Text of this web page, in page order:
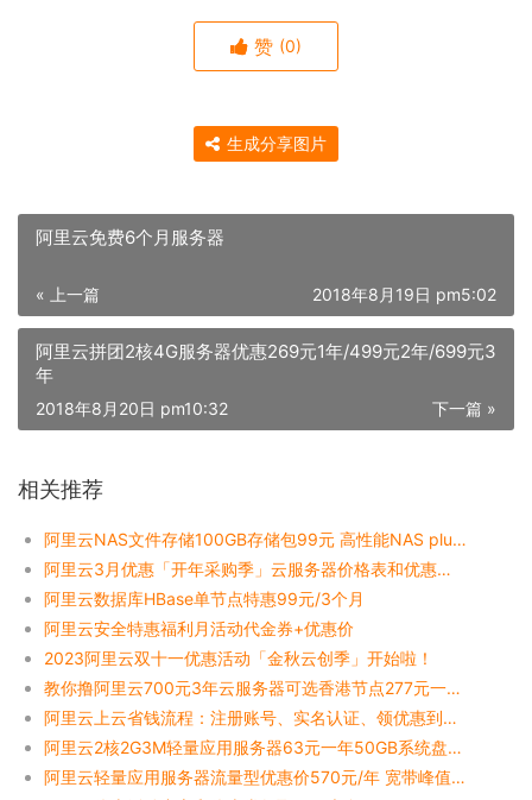
赞 (0)
生成分享图片
阿里云免费6个月服务器
« 上一篇 2018年8月19日 pm5:02
阿里云拼团2核4G服务器优惠269元1年/499元2年/699元3
年
下一篇 »
2018年8月20日 pm10:32
相关推荐
阿里云NAS文件存储100GB存储包99元 高性能NAS plus免费试用
阿里云3月优惠「开年采购季」云服务器价格表和优惠券领取
阿里云数据库HBase单节点特惠99元/3个月
阿里云安全特惠福利月活动代金券+优惠价
2023阿里云双十一优惠活动「金秋云创季」开始啦！
教你撸阿里云700元3年云服务器可选香港节点277元一年特惠
阿里云上云省钱流程：注册账号、实名认证、领优惠到购买云服务器全解析
阿里云2核2G3M轻量应用服务器63元一年50GB系统盘（又降价）
阿里云轻量应用服务器流量型优惠价570元/年 宽带峰值3M